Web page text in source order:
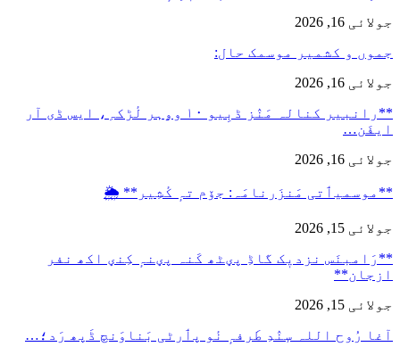
جولائی 16, 2026
جموں و کشمیر موسمک حال:
جولائی 16, 2026
**رانبیر کنالہ مَنٛز ڈبِیو ۱۰ وۄہر لٔڑکہِ، ایس ڈی آر
ایفَن…
جولائی 16, 2026
**موسمیٲتی مَنزَرنامَہ: جۆم تہٕ کٔشِیر** 🌦️
جولائی 15, 2026
**رَامبنَس نزدیٖک گاڈِ پؠٹھ کَنہ پؠنہٕ کِنؠ اکھ نفر
ازجان**
جولائی 15, 2026
آغا رُوح اللہ سٕنٛدِ طَرفہٕ نٔو پٲرٹی بَناوَنچ ڈَپھ رَد؛…